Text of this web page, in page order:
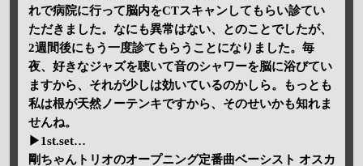
れで病院に行って脳内をCTスキャンしてもらい診てい
ただきました。なにも異常はない、とのことでしたが、
2週間後にもう一度診てもらうことになりました。毎
夜、好きなジャズを聴いて音のシャワーを脳に浴びてい
ますから、それが少しは効いているのかしら。もっとも
私は根が天然ノーテンキですから、そのせいかも知れま
せんね。
▶1st.set…
剛ちゃんトリオのオープニング定番曲ベーシスト オスカ